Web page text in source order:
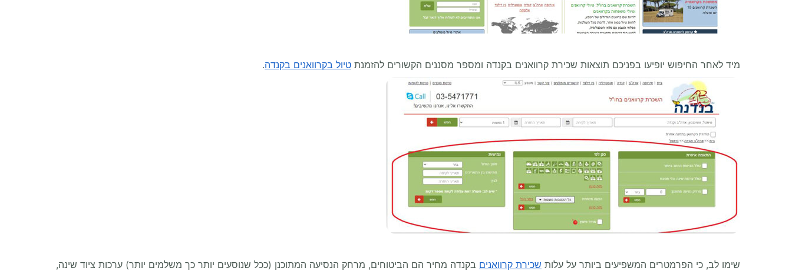
מיד לאחר החיפוש יופיעו בפניכם תוצאות שכירת קרוואנים בקנדה ומספר מסננים הקשורים להזמנת טיול בקרוואנים בקנדה.
שימו לב, כי הפרמטרים המשפיעים ביותר על עלות שכירת קרוואנים בקנדה מחיר הם הביטוחים, מרחק הנסיעה המתוכנן (ככל שנוסעים יותר כך משלמים יותר) ערכות ציוד שינה,